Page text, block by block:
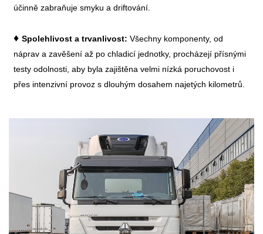
účinně zabraňuje smyku a driftování.
♦Spolehlivost a trvanlivost:Všechny komponenty, od
náprav a zavěšení až po chladicí jednotky, procházejí přísnými
testy odolnosti, aby byla zajištěna velmi nízká poruchovost i
přes intenzivní provoz s dlouhým dosahem najetých kilometrů.